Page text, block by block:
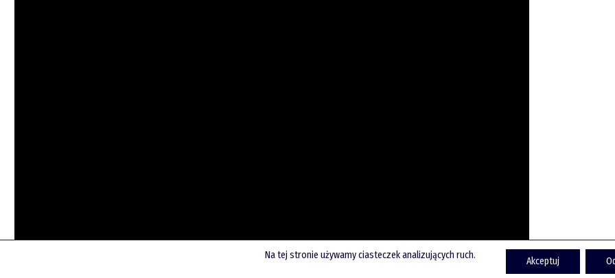
Na tej stronie używamy ciasteczek analizujących ruch.
Akceptuj